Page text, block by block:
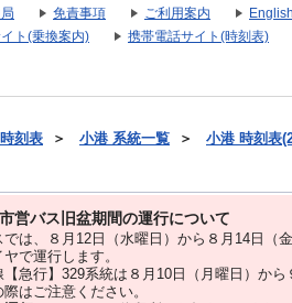
免責事項 ご利用案内 English
ト(乗換案内)
携帯電話サイト(時刻表)
刻表 ＞ 小港 系統一覧 ＞ 小港 時刻表
営バス旧盆期間の運行について
は、８⽉12⽇（水曜日）から８⽉14⽇（
で運⾏します。
急行】329系統は８月10日（月曜日）から
はご注意ください。